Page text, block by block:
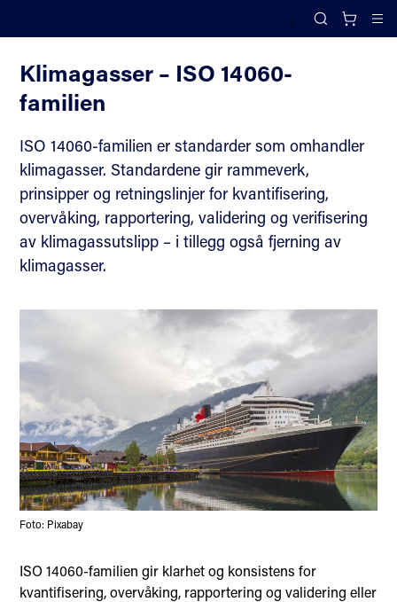
;
Search
Klimagasser – ISO 14060-
familien
ISO 14060-familien er standarder som omhandler
klimagasser. Standardene gir rammeverk,
prinsipper og retningslinjer for kvantifisering,
overvåking, rapportering, validering og verifisering
av klimagassutslipp – i tillegg også fjerning av
klimagasser.
Foto: Pixabay
ISO 14060-familien gir klarhet og konsistens for
kvantifisering, overvåking, rapportering og validering eller